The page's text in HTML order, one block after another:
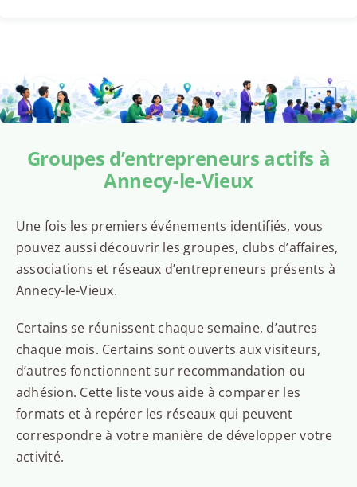
Groupes d’entrepreneurs actifs à
Annecy-le-Vieux
Une fois les premiers événements identifiés, vous
pouvez aussi découvrir les groupes, clubs d’affaires,
associations et réseaux d’entrepreneurs présents à
Annecy-le-Vieux.
Certains se réunissent chaque semaine, d’autres
chaque mois. Certains sont ouverts aux visiteurs,
d’autres fonctionnent sur recommandation ou
adhésion. Cette liste vous aide à comparer les
formats et à repérer les réseaux qui peuvent
correspondre à votre manière de développer votre
activité.